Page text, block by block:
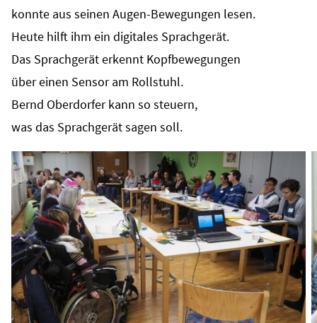
konnte aus seinen Augen-Bewegungen lesen.
Heute hilft ihm ein digitales Sprachgerät.
Das Sprachgerät erkennt Kopfbewegungen
über einen Sensor am Rollstuhl.
Bernd Oberdorfer kann so steuern,
was das Sprachgerät sagen soll.